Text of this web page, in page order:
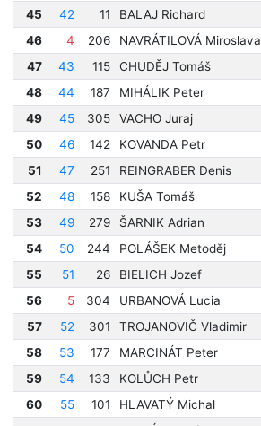
45
42 11 BALAJ Richard
46
4 206 NAVRÁTILOVÁ Miroslava
47
43 115 CHUDĚJ Tomáš
48
44 187 MIHÁLIK Peter
49
45 305 VACHO Juraj
50
46 142 KOVANDA Petr
51
47 251 REINGRABER Denis
52
48 158 KUŠA Tomáš
53
49 279 ŠARNIK Adrian
54
50 244 POLÁŠEK Metoděj
55
51 26 BIELICH Jozef
56
5 304 URBANOVÁ Lucia
57
52 301 TROJANOVIČ Vladimir
58
53 177 MARCINÁT Peter
59
54 133 KOLŮCH Petr
60
55 101 HLAVATÝ Michal